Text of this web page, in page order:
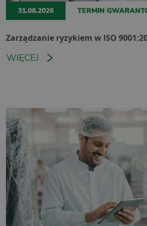
31.08.2026 TERMIN
Zarządzanie ryzykiem w ISO
WIĘCEJ